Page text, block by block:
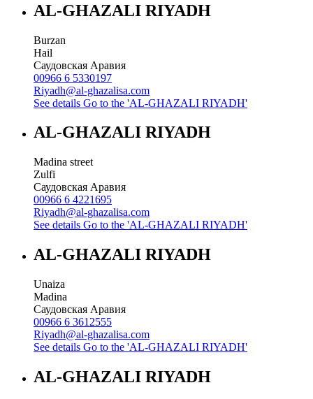
AL-GHAZALI RIYADH
Burzan
Hail
Саудовская Аравия
00966 6 5330197
Riyadh@al-ghazalisa.com
See details Go to the 'AL-GHAZALI RIYADH'
AL-GHAZALI RIYADH
Madina street
Zulfi
Саудовская Аравия
00966 6 4221695
Riyadh@al-ghazalisa.com
See details Go to the 'AL-GHAZALI RIYADH'
AL-GHAZALI RIYADH
Unaiza
Madina
Саудовская Аравия
00966 6 3612555
Riyadh@al-ghazalisa.com
See details Go to the 'AL-GHAZALI RIYADH'
AL-GHAZALI RIYADH